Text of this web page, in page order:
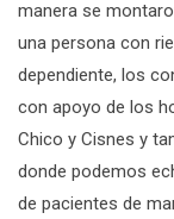
manera se
una persona con
dependiente, los
con apoyo de los
Chico y Cisnes y
donde podemos
de pacientes de